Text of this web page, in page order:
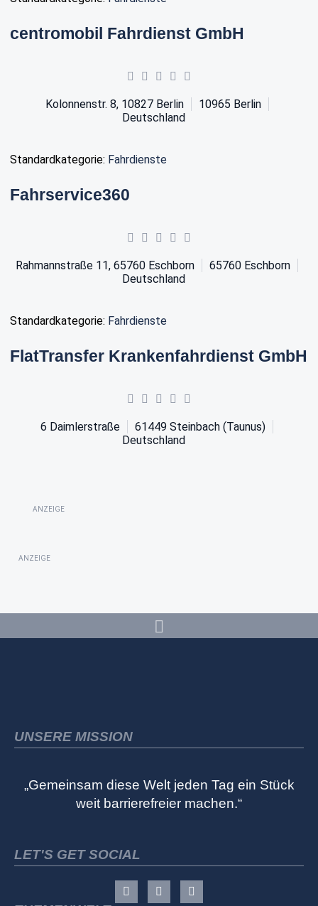
centromobil Fahrdienst GmbH
Kolonnenstr. 8, 10827 Berlin 10965 Berlin
Deutschland
Standardkategorie: Fahrdienste
Fahrservice360
Rahmannstraße 11, 65760 Eschborn 65760 Eschborn
Deutschland
Standardkategorie: Fahrdienste
FlatTransfer Krankenfahrdienst GmbH
6 Daimlerstraße 61449 Steinbach (Taunus)
Deutschland
ANZEIGE
ANZEIGE
UNSERE MISSION
„Gemeinsam diese Welt jeden Tag ein Stück
weit barrierefreier machen.“
LET'S GET SOCIAL